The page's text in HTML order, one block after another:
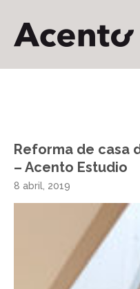
Reforma de casa
– Acento Estudio
8 abril, 2019